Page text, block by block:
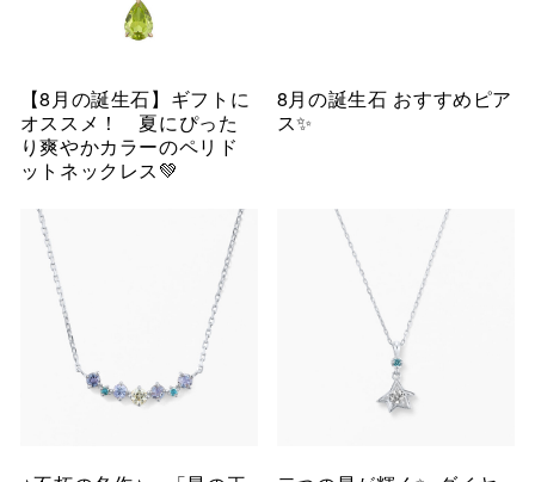
【8月の誕生石】ギフトに
オススメ！ 夏にぴった
り爽やかカラーのペリド
ットネックレス💚
8月の誕生石 おすすめピア
ス✨